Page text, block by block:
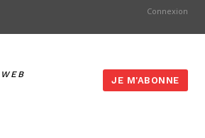
Connexion
WEB
JE M'ABONNE